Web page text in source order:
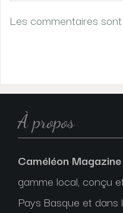
Les commentaires
À propos
Caméléon Magazine
gamme local, conçu
Pays Basque et